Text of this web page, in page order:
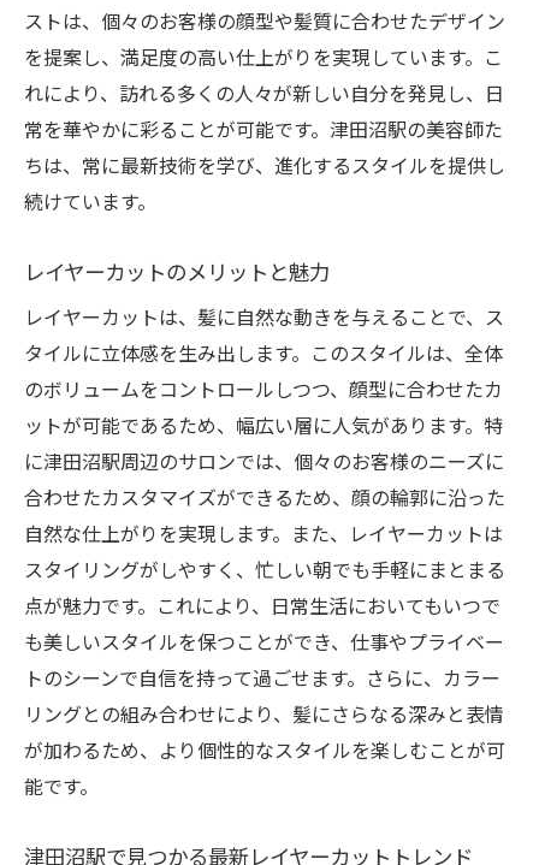
レイヤーカットで叶える立体感の秘密
津田沼駅のサロン選びのポイント
口コミで人気のサロン特集
レイヤーカットに特化したプロフェッショ
ナルたち
津田沼駅周辺のおすすめサロンランキング
津田沼駅周辺で理想のレイヤーカットを手に入
れる方法
自分に似合うレイヤーカットを見つけるコ
ツ
サロンでのカウンセリングの重要性
理想のスタイルを伝えるためのヒント
津田沼駅周辺のサロンでの施術体験レポー
ト
満足度が高まるアフターケアのポイント
レイヤーカットで自信を持てる自分に
多様なスタイルが魅力！津田沼駅のレイヤーカ
ットの人気の秘密
津田沼駅のサロンが誇る独自のスタイル
ストは、個々のお客様の顔型や髪質に合わせたデザイン
を提案し、満足度の高い仕上がりを実現しています。こ
れにより、訪れる多くの人々が新しい自分を発見し、日
常を華やかに彩ることが可能です。津田沼駅の美容師た
ちは、常に最新技術を学び、進化するスタイルを提供し
続けています。
レイヤーカットのメリットと魅力
レイヤーカットは、髪に自然な動きを与えることで、ス
タイルに立体感を生み出します。このスタイルは、全体
のボリュームをコントロールしつつ、顔型に合わせたカ
ットが可能であるため、幅広い層に人気があります。特
に津田沼駅周辺のサロンでは、個々のお客様のニーズに
合わせたカスタマイズができるため、顔の輪郭に沿った
自然な仕上がりを実現します。また、レイヤーカットは
スタイリングがしやすく、忙しい朝でも手軽にまとまる
点が魅力です。これにより、日常生活においてもいつで
も美しいスタイルを保つことができ、仕事やプライベー
トのシーンで自信を持って過ごせます。さらに、カラー
リングとの組み合わせにより、髪にさらなる深みと表情
が加わるため、より個性的なスタイルを楽しむことが可
能です。
津田沼駅で見つかる最新レイヤーカットトレンド